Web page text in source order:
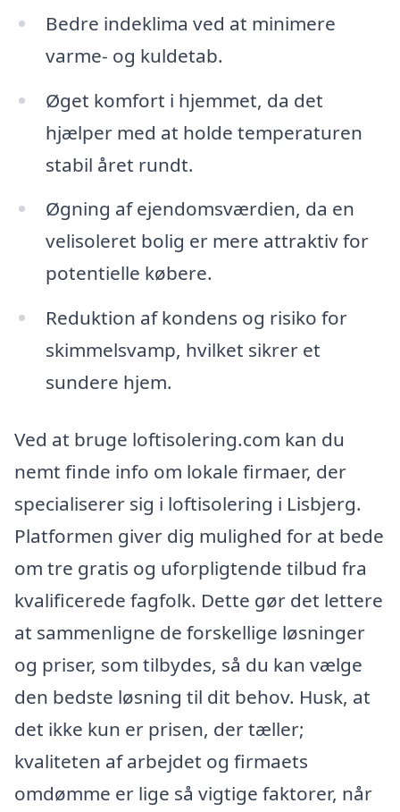
Bedre indeklima ved at minimere
varme- og kuldetab.
Øget komfort i hjemmet, da det
hjælper med at holde temperaturen
stabil året rundt.
Øgning af ejendomsværdien, da en
velisoleret bolig er mere attraktiv for
potentielle købere.
Reduktion af kondens og risiko for
skimmelsvamp, hvilket sikrer et
sundere hjem.
Ved at bruge loftisolering.com kan du
nemt finde info om lokale firmaer, der
specialiserer sig i loftisolering i Lisbjerg.
Platformen giver dig mulighed for at bede
om tre gratis og uforpligtende tilbud fra
kvalificerede fagfolk. Dette gør det lettere
at sammenligne de forskellige løsninger
og priser, som tilbydes, så du kan vælge
den bedste løsning til dit behov. Husk, at
det ikke kun er prisen, der tæller;
kvaliteten af arbejdet og firmaets
omdømme er lige så vigtige faktorer, når